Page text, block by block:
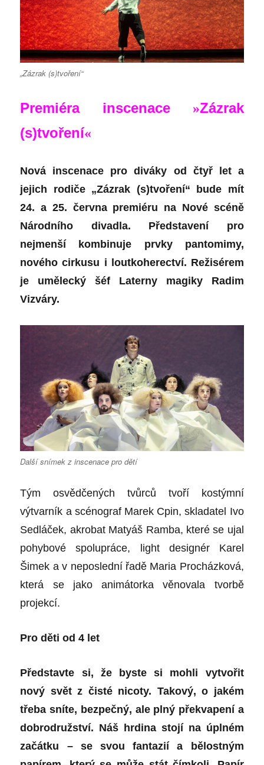
„Zázrak (s)tvoření“
Premiéra inscenace »Zázrak
(s)tvoření«
Nová inscenace pro diváky od čtyř let a
jejich rodiče „Zázrak (s)tvoření“ bude mít
24. a 25. června premiéru na Nové scéně
Národního divadla. Představení pro
nejmenší kombinuje prvky pantomimy,
nového cirkusu i loutkoherectví. Režisérem
je umělecký šéf Laterny magiky Radim
Vizváry.
Další snímek z inscenace pro dětí
Tým osvědčených tvůrců tvoří kostýmní
výtvarník a scénograf Marek Cpin, skladatel Ivo
Sedláček, akrobat Matyáš Ramba, které se ujal
pohybové spolupráce, light designér Karel
Šimek a v neposlední řadě Maria Procházková,
která se jako animátorka věnovala tvorbě
projekcí.
Pro děti od 4 let
Představte si, že byste si mohli vytvořit
nový svět z čisté nicoty. Takový, o jakém
třeba sníte, bezpečný, ale plný překvapení a
dobrodružství. Náš hrdina stojí na úplném
začátku – se svou fantazií a bělostným